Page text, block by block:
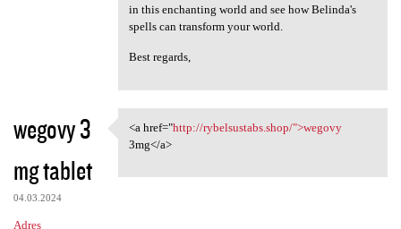
in this enchanting world and see how Belinda's
spells can transform your world.
Best regards,
wegovy 3
mg tablet
04.03.2024
Adres
<a href="http://rybelsustabs
<a href="http://rybelsustabs.shop/">wegovy
3mg</a>